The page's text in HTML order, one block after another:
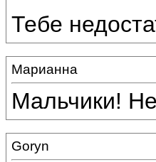
Тебе
Марианна
Мальчики!
Goryn